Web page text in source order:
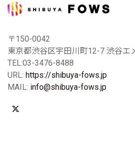
〒150-0042
東京都渋谷区宇田川町12-7 渋谷エ
TEL:03-3476-8488
URL: https://shibuya-fows.jp
MAIL: info@shibuya-fows.jp